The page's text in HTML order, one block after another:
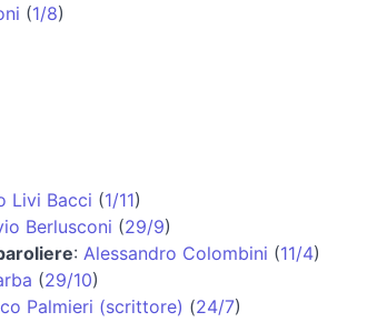
(1/8)
Livi Bacci (1/11)
Berlusconi (29/9)
: Alessandro Colombini (11/4)
(29/10)
Palmieri (scrittore) (24/7)